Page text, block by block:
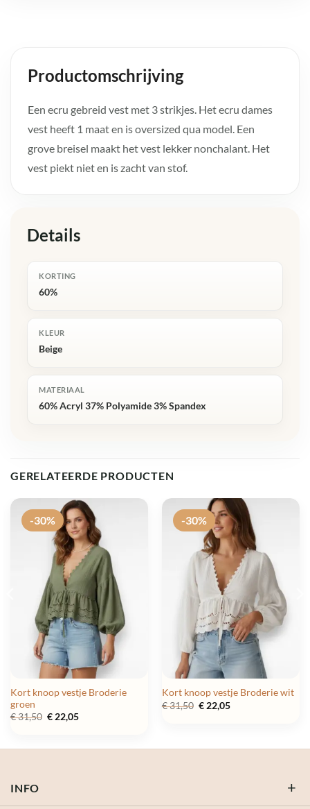
Productomschrijving
Een ecru gebreid vest met 3 strikjes. Het ecru dames
vest heeft 1 maat en is oversized qua model. Een
grove breisel maakt het vest lekker nonchalant. Het
vest piekt niet en is zacht van stof.
Details
KORTING
60%
KLEUR
Beige
MATERIAAL
60% Acryl 37% Polyamide 3% Spandex
GERELATEERDE PRODUCTEN
-30%
Kort knoop vestje Broderie
groen
€31,50 Oorspronkelijke
€22,05Huidige
-30%
Kort knoop vestje Broderie wit
€31,50 Oorspronkelijke
€22,05Huidige
INFO